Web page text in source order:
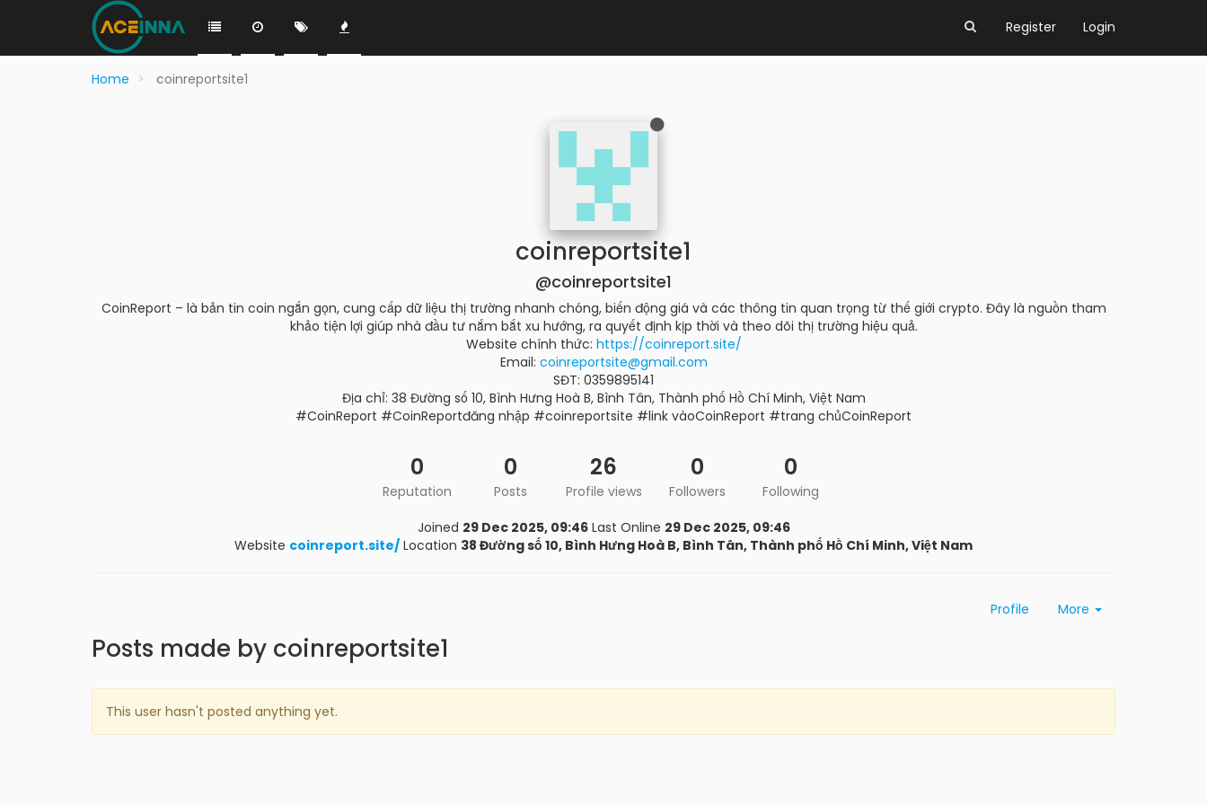
Register Login
Home coinreportsite1
coinreportsite1
@coinreportsite1
CoinReport – là bản tin coin ngắn gọn, cung cấp dữ liệu thị trường nhanh chóng, biến động giá và các thông tin quan trọng từ thế giới crypto. Đây là nguồn tham
khảo tiện lợi giúp nhà đầu tư nắm bắt xu hướng, ra quyết định kịp thời và theo dõi thị trường hiệu quả.
Website chính thức: https://coinreport.site/
Email: coinreportsite@gmail.com
SĐT: 0359895141
Địa chỉ: 38 Đường số 10, Bình Hưng Hoà B, Bình Tân, Thành phố Hồ Chí Minh, Việt Nam
#CoinReport #CoinReportđăng nhập #coinreportsite #link vàoCoinReport #trang chủCoinReport
0
Reputation
0
Posts
26
Profile views
0
Followers
0
Following
Joined 29 Dec 2025, 09:46 Last Online 29 Dec 2025, 09:46
Website coinreport.site/ Location 38 Đường số 10, Bình Hưng Hoà B, Bình Tân, Thành phố Hồ Chí Minh, Việt Nam
Profile More
Posts made by coinreportsite1
This user hasn't posted anything yet.